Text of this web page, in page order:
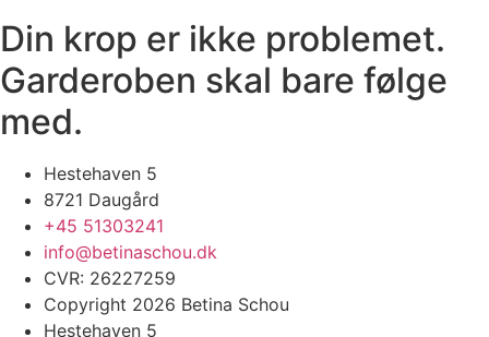
Din krop er ikke problemet.
Garderoben skal bare følge
med.
Hestehaven 5
8721 Daugård
+45 51303241
info@betinaschou.dk
CVR: 26227259
Copyright 2026 Betina Schou
Hestehaven 5